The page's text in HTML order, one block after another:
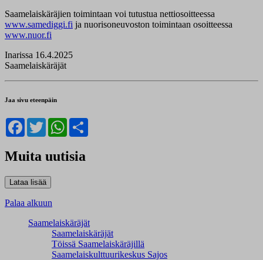
Saamelaiskäräjien toimintaan voi tutustua nettiosoitteessa
www.samediggi.fi ja nuorisoneuvoston toimintaan osoitteessa
www.nuor.fi
Inarissa 16.4.2025
Saamelaiskäräjät
Jaa sivu eteenpäin
Facebook
TwitterWhatsApp
Muita uutisia
Palaa alkuun
Saamelaiskäräjät
Saamelaiskäräjät
Töissä Saamelaiskäräjillä
Saamelaiskulttuuri­keskus Sajos